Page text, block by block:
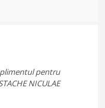
pentru
NICULAE